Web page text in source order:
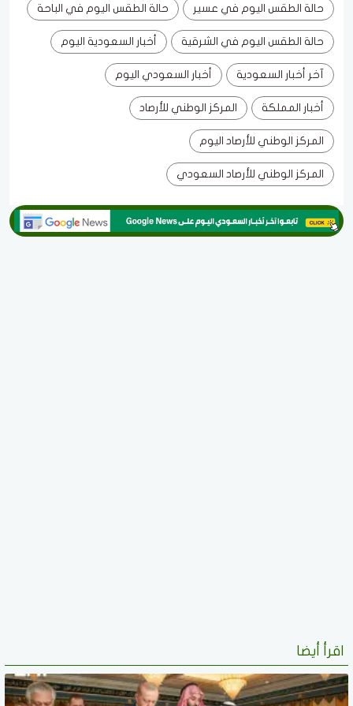
حالة الطقس اليوم في عسير حالة الطقس اليوم في الباحة
حالة الطقس اليوم في الشرقية أخبار السعودية اليوم
آخر أخبار السعودية أخبار السعودي اليوم
أخبار المملكة المركز الوطني للأرصاد
المركز الوطني للأرصاد اليوم
المركز الوطني للأرصاد السعودي
اقرأ أيضا